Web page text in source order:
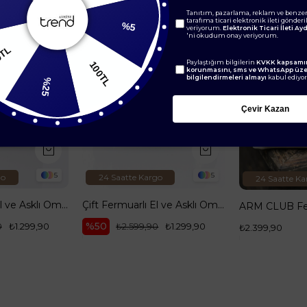
5
Çift Fermuarlı El ve Asklı Omuz Çantası Kahverengi ARM110
₺1.299,90
5
24 Saatte Kargo
Çift Fermuarlı El ve Asklı Omuz Çantası Siyah ARM110
%50
₺1.299,90
₺2.599,90
24 Saatte
₺2.399,90
%5
100TL
%25
150TL
Tanıtım, pazarlama, reklam ve
tarafıma ticari elektronik ileti
veriyorum. Elektronik Ticari İleti
'ni okudum onay veriyorum.
Paylaştığım bilgilerin KVKK
korunmasını, sms ve WhatsApp
bilgilendirmeleri almayı kabul
Çevir Kazan